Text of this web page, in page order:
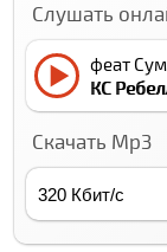
Слушать
феат
КC
Скачать Mp3